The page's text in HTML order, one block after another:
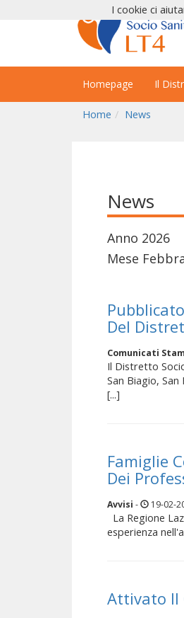
Homepage Il
Home News
News
Anno 2026
Mese
Del
Comunicati
Il Distretto
San Biagio,
[...]
Famiglie
Dei
Avvisi - 19-02-
La Regione
esperienza
Attivato Il
I cookie ci